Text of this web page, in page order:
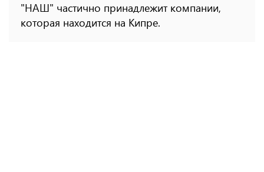
"НАШ" частично принадлежит компании,
которая находится на Кипре.